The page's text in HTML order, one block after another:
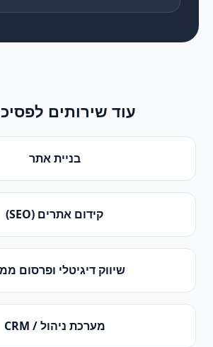
עוד שירותים ל
בניית אתר
קידום אתרים (SEO)
שיווק דיגיטלי ופרסום
מערכת ניהול / CRM